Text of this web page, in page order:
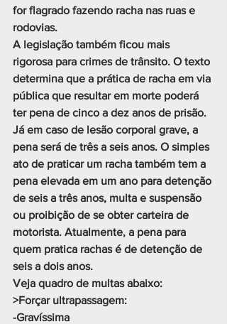
for flagrado fazendo racha nas ruas e
rodovias.
A legislação também ficou mais
rigorosa para crimes de trânsito. O texto
determina que a prática de racha em via
pública que resultar em morte poderá
ter pena de cinco a dez anos de prisão.
Já em caso de lesão corporal grave, a
pena será de três a seis anos. O simples
ato de praticar um racha também tem a
pena elevada em um ano para detenção
de seis a três anos, multa e suspensão
ou proibição de se obter carteira de
motorista. Atualmente, a pena para
quem pratica rachas é de detenção de
seis a dois anos.
Veja quadro de multas abaixo:
>Forçar ultrapassagem:
-Gravíssima